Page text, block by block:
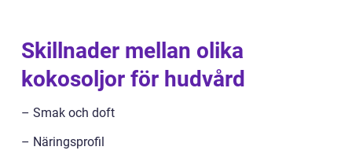
Skillnader mellan olika
kokosoljor för hudvård
– Smak och doft
– Näringsprofil